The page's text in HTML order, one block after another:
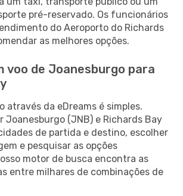
pré-reservado. Os funcionários
do Aeroporto do Richards
as melhores opções.
voo de Joanesburgo para
através da eDreams é simples.
Joanesburgo (JNB) e Richards Bay
de partida e destino, escolher
e pesquisar as opções
motor de busca encontra as
entre milhares de combinações de